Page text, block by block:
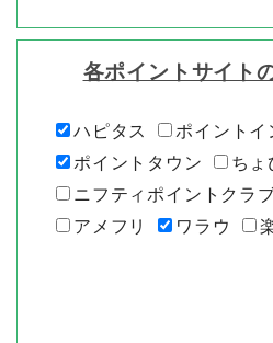
各ポイントサイト
ハピタス ポイントイ
ポイントタウン
ちょ
ニフティポイントクラ
アメフリ
ワラウ